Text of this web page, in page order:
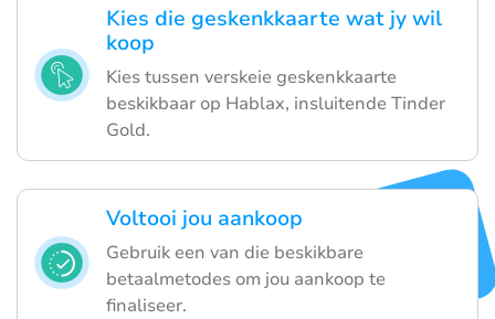
Kies die geskenkkaarte wat jy wil
koop
Kies tussen verskeie geskenkkaarte
beskikbaar op Hablax, insluitende Tinder
Gold.
Voltooi jou aankoop
Gebruik een van die beskikbare
betaalmetodes om jou aankoop te
finaliseer.